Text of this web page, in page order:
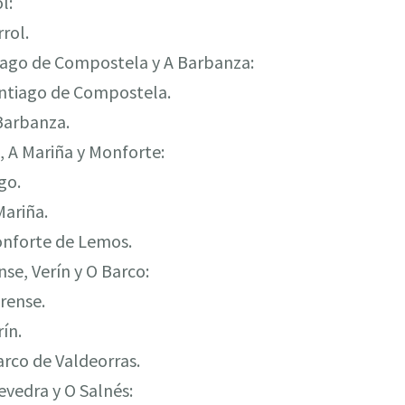
de Compostela y A Barbanza:
de Compostela.
A Mariña y Monforte:
de Lemos.
Verín y O Barco:
de Valdeorras.
y O Salnés: